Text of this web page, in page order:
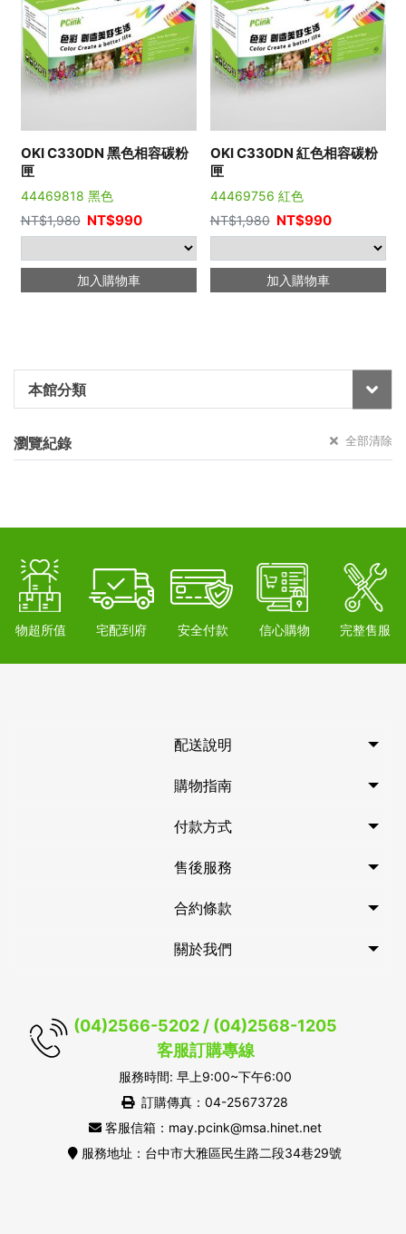
本館分類
瀏覽紀錄 全部清除
OKI C330DN 黑色相容碳粉
匣
44469818 黑色
NT$1,980 NT$990
加入購物車
OKI C330DN 紅色相容碳粉
匣
44469756 紅色
NT$1,980 NT$990
加入購物車
物超所值 宅配到府 安全付款 信心購物 完整售服
配送說明
購物指南
付款方式
售後服務
合約條款
關於我們
(04)2566-5202 / (04)2568-1205
客服訂購專線
服務時間: 早上9:00~下午6:00
訂購傳真：04-25673728
客服信箱：may.pcink@msa.hinet.net
服務地址：台中市大雅區民生路二段34巷29號